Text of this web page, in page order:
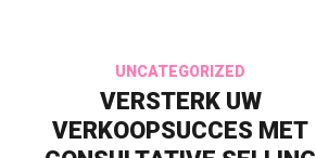
UNCATEGORIZED
VERSTERK UW
VERKOOPSUCCES MET